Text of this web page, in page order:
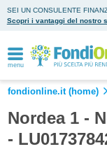
SEI UN CONSULENTE
Scopri i vantaggi del nostro
menu
fondionline.it (home)
Nordea 1 -
-